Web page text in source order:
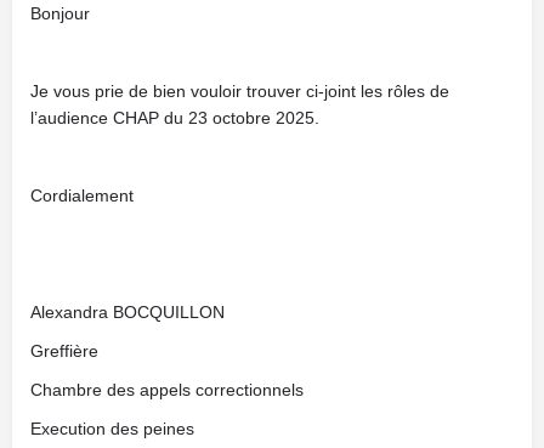
Bonjour
Je vous prie de bien vouloir trouver ci-joint les rôles de
l’audience CHAP du 23 octobre 2025.
Cordialement
Alexandra BOCQUILLON
Greffière
Chambre des appels correctionnels
Execution des peines